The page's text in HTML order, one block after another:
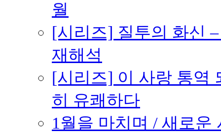
월
[시리즈] 질투의 화신
재해석
[시리즈] 이 사랑 통역
히 유쾌하다
1월을 마치며 / 새로운